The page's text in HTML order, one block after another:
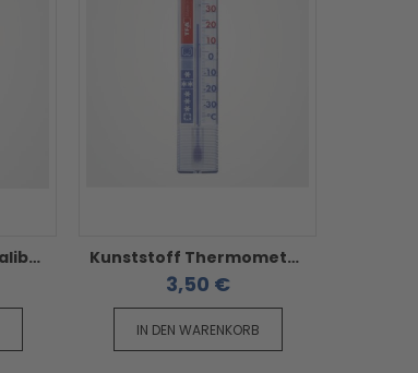
TFA Thermometer kalibriert - Quecksilberfrei von -38°C bis +25°C Kunststoff Thermometer für Kühltheke
3,50 €
IN DEN WARENKORB